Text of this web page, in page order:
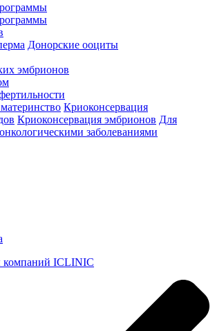
Донорские ооциты
эмбрионов
Криоконсервация
Криоконсервация эмбрионов Для
заболеваниями
компаний ICLINIC